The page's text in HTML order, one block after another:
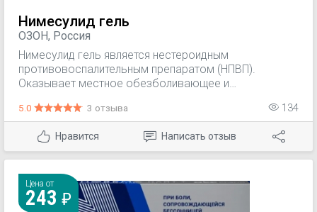
Нимесулид гель
ОЗОН, Россия
Нимесулид гель является нестероидным
противовоспалительным препаратом (НПВП).
Оказывает местное обезболивающее и
симптоматическое лечение воспалительных и
дегенеративных заболеваний опорно-двигательного
аппарата (остеоартроза, остеохондроза с
корешковым синдромом, радикулита,
бурсита, ишиаса, люмбаго). Мышечные боли
ревматического и неревматического
5.0 3 отзыва 134
Нравится Написать отзыв
Цена от
243